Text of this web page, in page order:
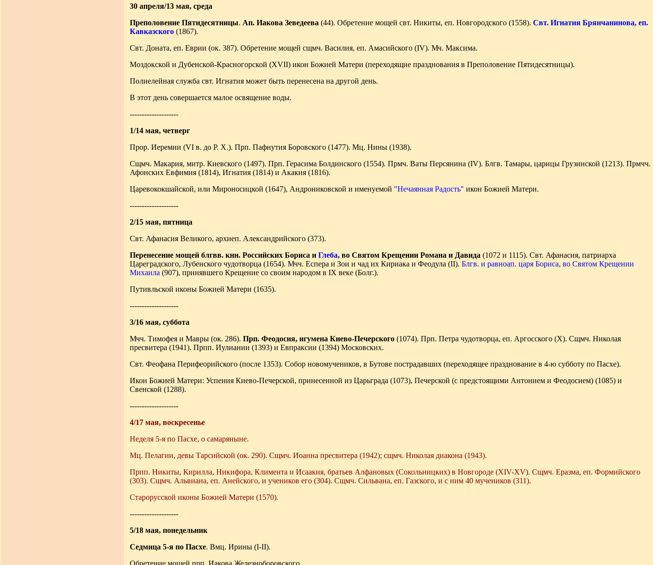
30 апреля/13 мая, среда
Преполовение Пятидесятницы. Ап. Иакова Зеведеева (44). Обретение мощей свт. Никиты, еп. Новгородского (1558). Свт. Игнатия Брянчанинова, еп.
Кавказского (1867).
Свт. Доната, еп. Еврии (ок. 387). Обретение мощей сщмч. Василия, еп. Амасийского (IV). Мч. Максима.
Моздокской и Дубенской-Красногорской (XVII) икон Божией Матери (переходящие празднования в Преполовение Пятидесятницы).
Полиелейная служба свт. Игнатия может быть перенесена на другой день.
В этот день совершается малое освящение воды.
--------------------
1/14 мая, четверг
Прор. Иеремии (VI в. до Р. X.). Прп. Пафнутия Боровского (1477). Мц. Нины (1938).
Сщмч. Макария, митр. Киевского (1497). Прп. Герасима Болдинского (1554). Прмч. Ваты Персянина (IV). Блгв. Тамары, царицы Грузинской (1213). Прмчч.
Афонских Евфимия (1814), Игнатия (1814) и Акакия (1816).
Царевококшайской, или Мироносицкой (1647), Андрониковской и именуемой "Нечаянная Радость" икон Божией Матери.
--------------------
2/15 мая, пятница
Свт. Афанасия Великого, архиеп. Александрийского (373).
Перенесение мощей блгвв. кнн. Российских Бориса и Глеба, во Святом Крещении Романа и Давида (1072 и 1115). Свт. Афанасия, патриарха
Цареградского, Лубенского чудотворца (1654). Мчч. Еспера и Зои и чад их Кириака и Феодула (II). Блгв. и равноап. царя Бориса, во Святом Крещении
Михаила (907), принявшего Крещение со своим народом в IX веке (Болг.).
Путивльской иконы Божией Матери (1635).
--------------------
3/16 мая, суббота
Мчч. Тимофея и Мавры (ок. 286). Прп. Феодосия, игумена Киево-Печерского (1074). Прп. Петра чудотворца, еп. Аргосского (X). Сщмч. Николая
пресвитера (1941). Прпп. Иулиании (1393) и Евпраксии (1394) Московских.
Свт. Феофана Перифеорийского (после 1353). Собор новомучеников, в Бутове пострадавших (переходящее празднование в 4-ю субботу по Пасхе).
Икон Божией Матери: Успения Киево-Печерской, принесенной из Царьграда (1073), Печерской (с предстоящими Антонием и Феодосием) (1085) и
Свенской (1288).
--------------------
4/17 мая, воскресенье
Неделя 5-я по Пасхе, о самаряныне.
Мц. Пелагии, девы Тарсийской (ок. 290). Сщмч. Иоанна пресвитера (1942); сщмч. Николая диакона (1943).
Прпп. Никиты, Кирилла, Никифора, Климента и Исаакия, братьев Алфановых (Сокольницких) в Новгороде (XIV-XV). Сщмч. Еразма, еп. Формийского
(303). Сщмч. Альвиана, еп. Анейского, и учеников его (304). Сщмч. Сильвана, еп. Газского, и с ним 40 мучеников (311).
Старорусской иконы Божией Матери (1570).
--------------------
5/18 мая, понедельник
Седмица 5-я по Пасхе. Вмц. Ирины (I-II).
Обретение мощей прп. Иакова Железноборовского.